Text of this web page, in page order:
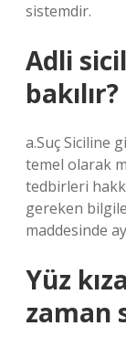
sistemdir.
Adli
bakılır?
a.Suç Siciline
temel olarak
tedbirleri
gereken
maddesinde
Yüz
zaman